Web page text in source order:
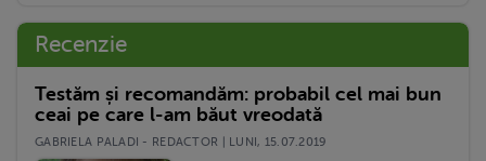
Recenzie
Testăm și recomandăm: probabil cel mai bun
ceai pe care l-am băut vreodată
GABRIELA PALADI - REDACTOR | LUNI, 15.07.2019